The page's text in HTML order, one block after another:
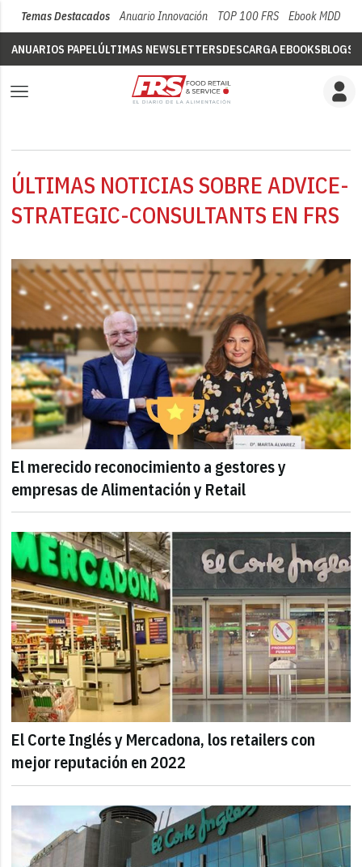
Temas Destacados Anuario Innovación TOP 100 FRS Ebook MDD
ANUARIOS PAPELÚLTIMAS NEWSLETTERSDESCARGA EBOOKSBLOGS
ÚLTIMAS NOTICIAS SOBRE ADVICE-
STRATEGIC-CONSULTANTS EN FRS
El merecido reconocimiento a gestores y
empresas de Alimentación y Retail
El Corte Inglés y Mercadona, los retailers con
mejor reputación en 2022